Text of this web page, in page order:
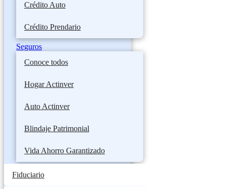
Crédito Auto
Crédito Prendario
Seguros
Conoce todos
Hogar Actinver
Auto Actinver
Blindaje Patrimonial
Vida Ahorro Garantizado
Fiduciario